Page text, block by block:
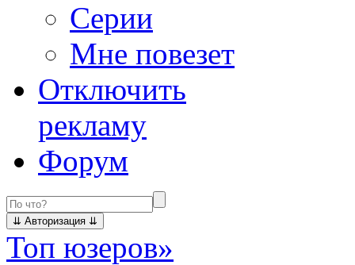
Серии
Мне повезет
Отключить
рекламу
Форум
Топ юзеров»